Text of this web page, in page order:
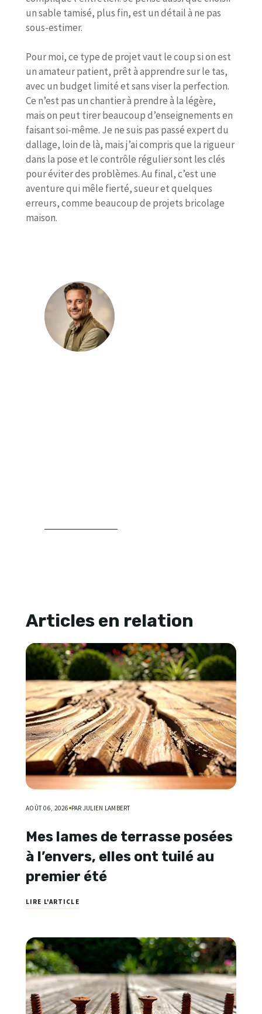
un sable tamisé, plus fin, est un détail à ne pas
sous-estimer.
Pour moi, ce type de projet vaut le coup si on est
un amateur patient, prêt à apprendre sur le tas,
avec un budget limité et sans viser la perfection.
Ce n’est pas un chantier à prendre à la légère,
mais on peut tirer beaucoup d’enseignements en
faisant soi-même. Je ne suis pas passé expert du
dallage, loin de là, mais j’ai compris que la rigueur
dans la pose et le contrôle régulier sont les clés
pour éviter des problèmes. Au final, c’est une
aventure qui mêle fierté, sueur et quelques
erreurs, comme beaucoup de projets bricolage
maison.
Articles en relation
AOÛT 06, 2026 PAR JULIEN LAMBERT
Mes lames de terrasse posées
à l’envers, elles ont tuilé au
premier été
LIRE L'ARTICLE